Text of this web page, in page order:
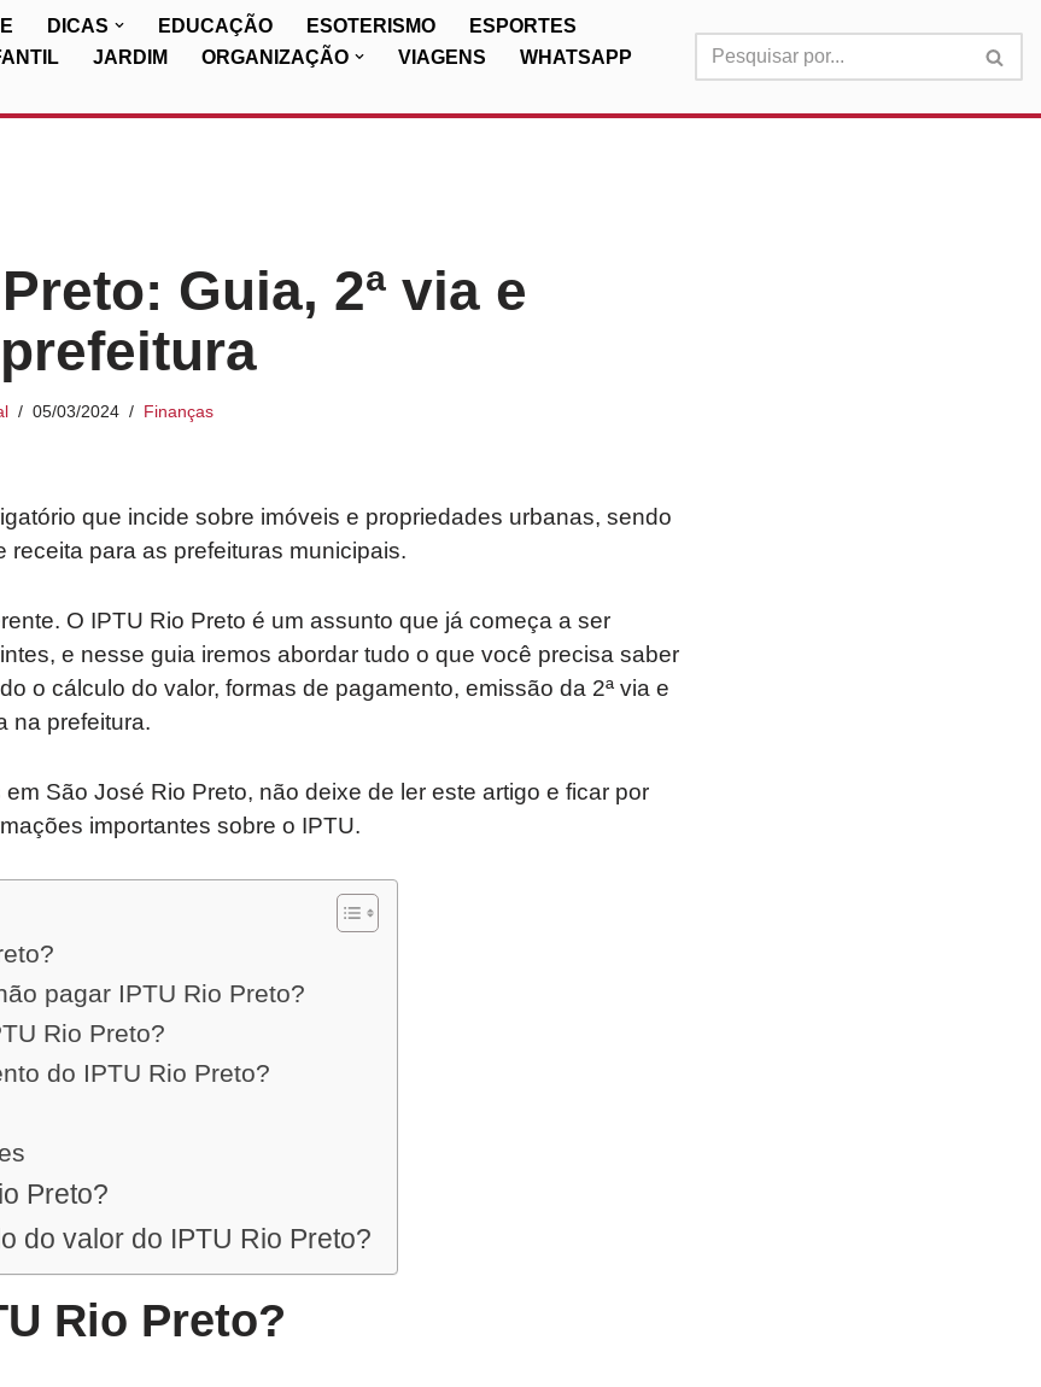
DICAS EDUCAÇÃO ESOTERISMO
ESPORTES
JARDIM ORGANIZAÇÃO VIAGENS
WHATSAPP
Guia, 2ª via e
05/03/2024 Finanças
que incide sobre imóveis e propriedades urbanas, sendo
receita para as prefeituras municipais.
O IPTU Rio Preto é um assunto que já começa a ser
e nesse guia iremos abordar tudo o que você precisa saber
o cálculo do valor, formas de pagamento, emissão da 2ª via e
na prefeitura.
São José Rio Preto, não deixe de ler este artigo e ficar por
importantes sobre o IPTU.
pagar IPTU Rio Preto?
Rio Preto?
do IPTU Rio Preto?
Preto?
do valor do IPTU Rio Preto?
Rio Preto?